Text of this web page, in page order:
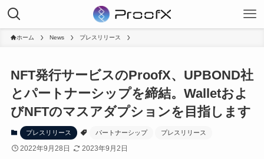
ホーム News プレスリリース
NFT発行サービスのProofX、UPBOND社
とパートナーシップを締結。Walletおよ
びNFTのマスアダプションを目指します
プレスリリース パートナーシップ プレスリリース
2022年9月28日 2023年9月2日